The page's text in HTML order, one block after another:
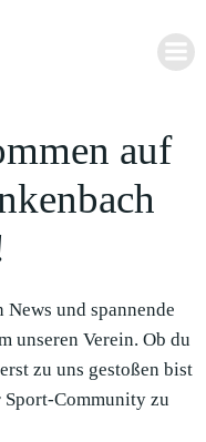
auf
und spannende
unseren Verein. Ob du
zu uns gestoßen bist
Community zu